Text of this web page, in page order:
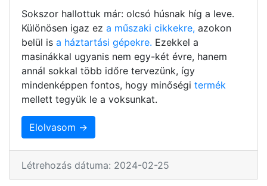
Sokszor hallottuk már: olcsó húsnak híg a leve.
Különösen igaz ez a műszaki cikkekre, azokon
belül is a háztartási gépekre. Ezekkel a
masinákkal ugyanis nem egy-két évre, hanem
annál sokkal több időre tervezünk, így
mindenképpen fontos, hogy minőségi termék
mellett tegyük le a voksunkat.
Elolvasom →
Létrehozás dátuma: 2024-02-25